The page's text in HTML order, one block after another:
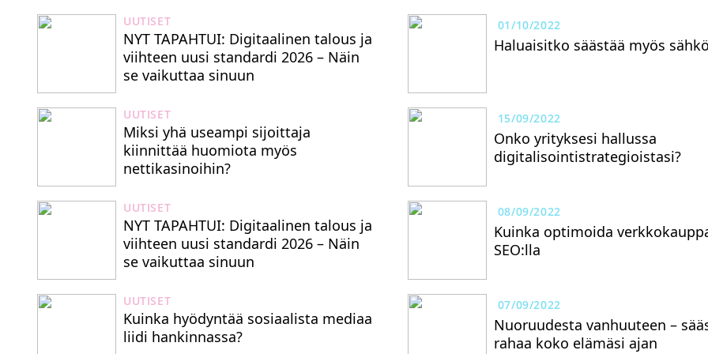
UUTISET
NYT TAPAHTUI: Digitaalinen talous ja
viihteen uusi standardi 2026 – Näin
se vaikuttaa sinuun
UUTISET
Miksi yhä useampi sijoittaja
kiinnittää huomiota myös
nettikasinoihin?
UUTISET
NYT TAPAHTUI: Digitaalinen talous ja
viihteen uusi standardi 2026 – Näin
se vaikuttaa sinuun
UUTISET
Kuinka hyödyntää sosiaalista mediaa
liidi hankinnassa?
01/10/2022
Haluaisitko säästää myös
15/09/2022
Onko yrityksesi hallussa
digitalisointistrategioistasi?
08/09/2022
Kuinka optimoida
SEO:lla
07/09/2022
Nuoruudesta vanhuuteen –
rahaa koko elämäsi ajan